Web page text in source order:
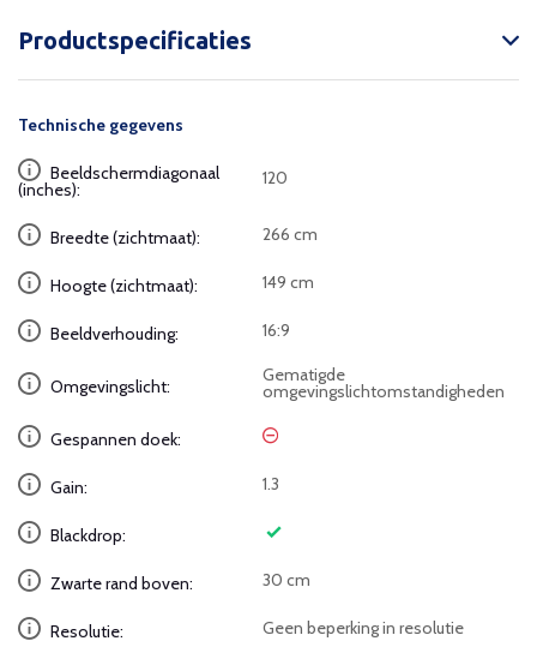
Productspecificaties
Technische gegevens
Beeldschermdiagonaal
(inches):
120
Breedte (zichtmaat): 266 cm
Hoogte (zichtmaat): 149 cm
Beeldverhouding: 16:9
Omgevingslicht:
Gematigde
omgevingslichtomstandigheden
Gespannen doek:
Gain: 1.3
Blackdrop:
Zwarte rand boven: 30 cm
Resolutie: Geen beperking in resolutie